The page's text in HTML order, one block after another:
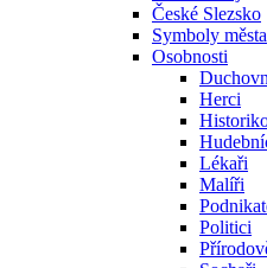
České Slezsko
Symboly města
Osobnosti
Herci
Lékaři
Malíři
Politici